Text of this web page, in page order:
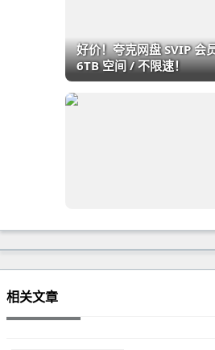
好价！夸克网盘 SVIP 会
6TB 空间 / 不限速！
相关文章